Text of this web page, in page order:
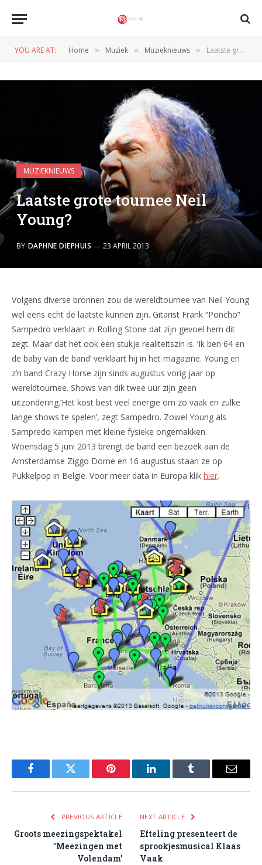
YOU ARE AT: Home » Muziek » Muzieknieuws » Laatste grote tournee Neil Young?
MUZIEKNIEUWS
Laatste grote tournee Neil
Young?
BY DAPHNE DIEPHUIS 23 APRIL 2013
Volgens diverse bronnen zou de wereldtournee van Neil Young
wel eens echt de laatste kunnen zijn. Gitarist Frank “Poncho”
Sampedro verklaart in Rolling Stone dat zijn gevoel hem dit
zegt. Maar dat het ook een stukje realiteitszin is. ‘Ik ben 64 en
de baby van de band’ verklaart hij in het magazine. Young en
z’n band Crazy Horse zijn sinds augustus vorig jaar op
wereldtournee. Shows van dik twee uur zijn geen
uitzondering.’Het kost best veel energie om zo vaak en zulke
lange shows te spelen’, zegt Sampedro. Zowel Young als
Sampredo kampen met kleine fysieke ongemakken.
Woensdag 5 juni 2013 brengt de band een bezoek aan de
Amsterdamse Ziggo Dome en 16 augustus staan ze op
Pukkelpop in België. Voor meer data in Europa klik hier.
FacebookTwitter Pinterest LinkedInTumblr Email
PREVIOUS ARTICLE
Groots meezingspektakel
‘Meezingen met
Volendam’
NEXT ARTICLE
Efteling presenteert de
sprookjesmusical Klaas
Vaak